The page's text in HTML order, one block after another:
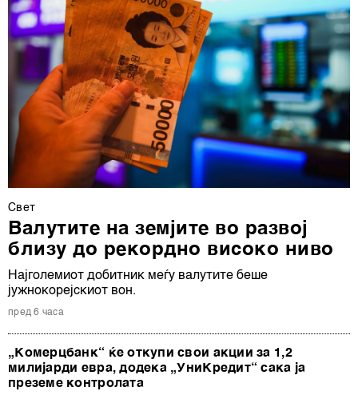
Свет
Валутите на земјите во развој
близу до рекордно високо ниво
Најголемиот добитник меѓу валутите беше
јужнокорејскиот вон.
пред 6 часа
„Комерцбанк“ ќе откупи свои акции за 1,2
милијарди евра, додека „УниКредит“ сака ја
преземе контролата